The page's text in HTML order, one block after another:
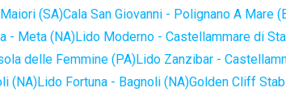
(SA)Cala San Giovanni - Polignano A Mare
- Meta (NA)Lido Moderno - Castellammare di
delle Femmine (PA)Lido Zanzibar -
(NA)Lido Fortuna - Bagnoli (NA)Golden Cliff